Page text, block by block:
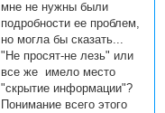
мне не нужны были
подробности ее проблем,
но могла бы сказать...
"Не просят-не лезь" или
все же имело место
"скрытие информации"?
Понимание всего этого